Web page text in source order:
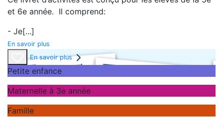
et 6e année. Il comprend:
- Je[...]
En savoir plus
En savoir plus
Petite enfance
Maternelle à 3e année
Famille